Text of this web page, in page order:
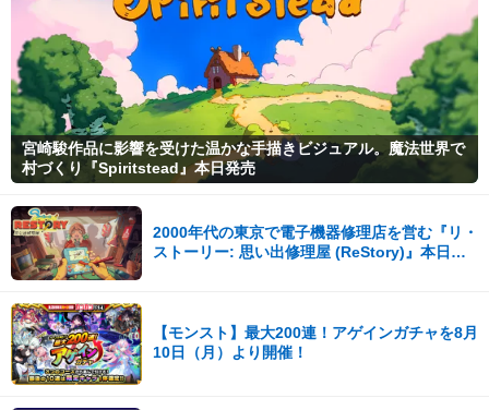
宮崎駿作品に影響を受けた温かな手描きビジュアル。魔法世界で
村づくり『Spiritstead』本日発売
2000年代の東京で電子機器修理店を営む『リ・
ストーリー: 思い出修理屋 (ReStory)』本日
【モンスト】最大200連！アゲインガチャを8月
10日（月）より開催！